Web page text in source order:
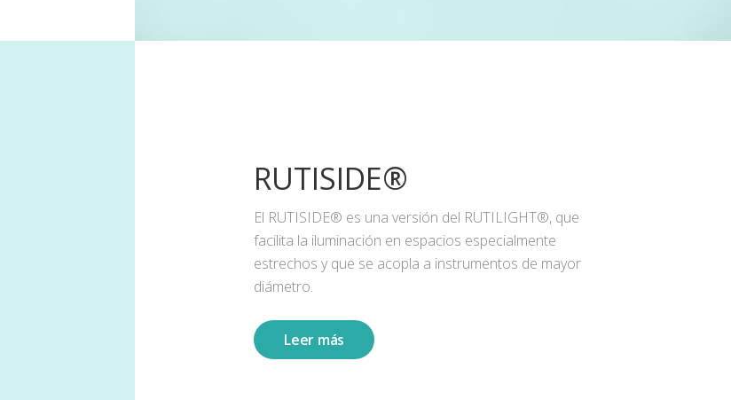
RUTISIDE®
El RUTISIDE® es una versión del RUTILIGHT®, que
facilita la iluminación en espacios especialmente
estrechos y que se acopla a instrumentos de mayor
diámetro.
Leer más